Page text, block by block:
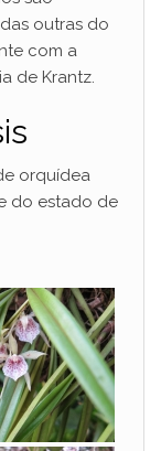
outras do
com a
de Krantz.
orquídea
do estado de